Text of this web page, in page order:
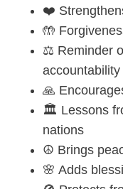
❤️
🤲
⚖️ Reminder
accountability
🙏
🏛️ Lessons
nations
☮️ Brings
🌸 Adds